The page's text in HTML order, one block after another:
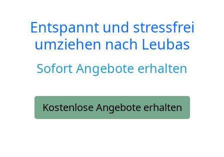
Entspannt und stressfrei
umziehen nach Leubas
Sofort Angebote erhalten
Kostenlose Angebote erhalten